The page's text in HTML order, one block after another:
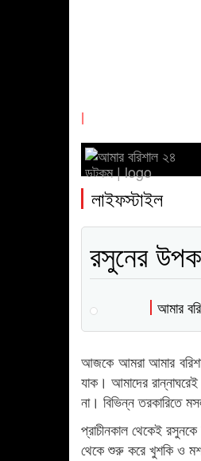
|
লাইফস্টাইল
রসুনের
আমার
আজকে আমরা আমার
যাক। আমাদের
না। বিভিন্ন তরকারিতে
প্রাচীনকাল থেকেই
থেকে শুরু করে খুশকি ও